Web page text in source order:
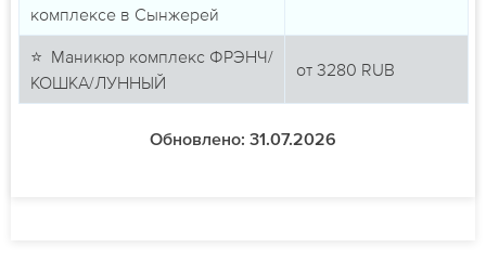
комплексе в Сынжерей
⭐ Маникюр комплекс ФРЭНЧ/
КОШКА/ЛУННЫЙ
от 3280 RUB
Обновлено: 31.07.2026